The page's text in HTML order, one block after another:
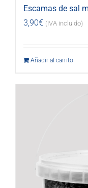
Escamas de sal
3,90€ (IVA incluido)
Añadir al carrito